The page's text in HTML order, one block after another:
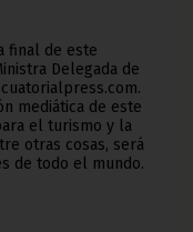
final de este
Delegada de
mediática de este
el turismo y la
otras cosas, será
de todo el mundo.